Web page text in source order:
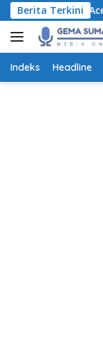
Langsung
ke
konten
Berita Terkini
di Aceh
Indeks Headline